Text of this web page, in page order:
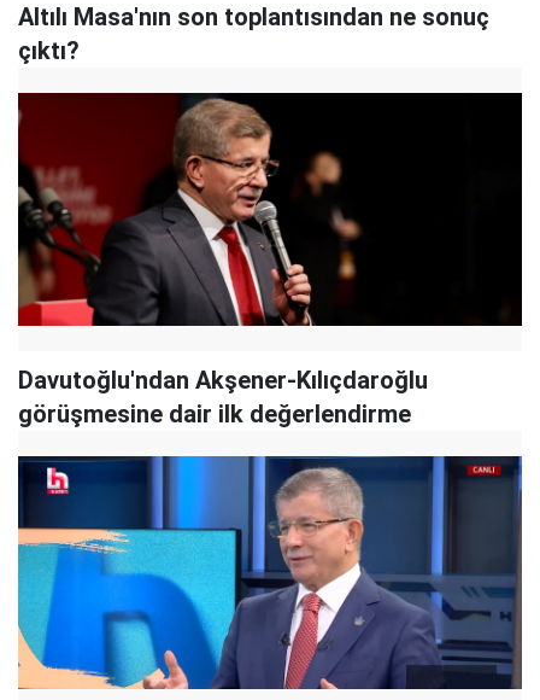
Altılı Masa'nın son toplantısından ne sonuç
çıktı?
Davutoğlu'ndan Akşener-Kılıçdaroğlu
görüşmesine dair ilk değerlendirme